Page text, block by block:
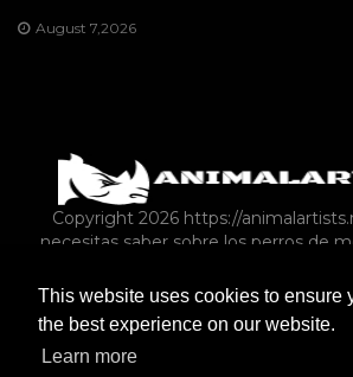
This website uses cookies to ensure
the best experience on our website.
Learn more
August 7,2026
Copyright 2026 https://
necesitas saber sobre los perros de
REPTILES Y ANFIBIOS FAUNA
ANIMALES DE GRANJA COMO
ANIMALES DE